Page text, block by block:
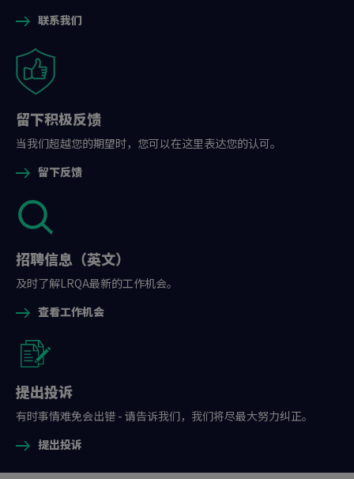
联系我们
留下积极反馈
当我们超越您的期望时，您可以在这里表达您的认可。
留下反馈
招聘信息（英文）
及时了解LRQA最新的工作机会。
查看工作机会
提出投诉
有时事情难免会出错 - 请告诉我们，我们将尽最大努力纠正。
提出投诉